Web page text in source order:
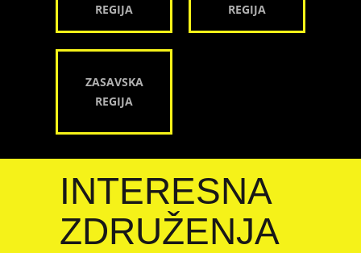
REGIJA
REGIJA
ZASAVSKA
REGIJA
INTERESNA
ZDRUŽENJA